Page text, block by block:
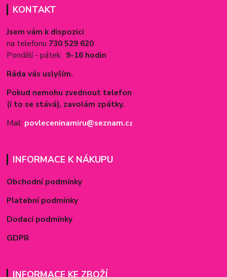
KONTAKT
Jsem vám k dispozici
na telefonu 730 529 620
Pondělí - pátek: 9-16 hodin
Ráda vás uslyším.
Pokud nemohu zvednout telefon
(i to se stává), zavolám zpátky.
Mail: povleceninamiru@seznam.cz
INFORMACE K NÁKUPU
Obchodní podmínky
Platební podmínky
Dodací podmínky
GDPR
INFORMACE KE ZBOŽÍ